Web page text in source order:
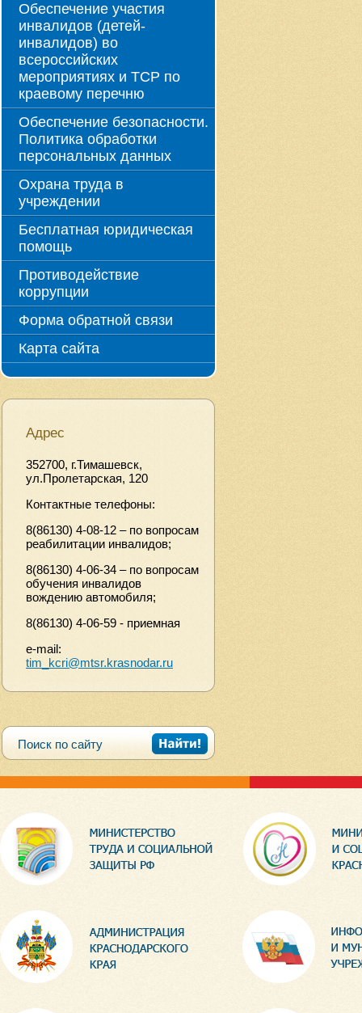
Обеспечение участия
инвалидов (детей-
инвалидов) во
всероссийских
мероприятиях и ТСР по
краевому перечню
Обеспечение безопасности.
Политика обработки
персональных данных
Охрана труда в
учреждении
Бесплатная юридическая
помощь
Противодействие
коррупции
Форма обратной связи
Карта сайта
Адрес
352700, г.Тимашевск,
ул.Пролетарская, 120
Контактные телефоны:
8(86130) 4-08-12 – по вопросам
реабилитации инвалидов;
8(86130) 4-06-34 – по вопросам
обучения инвалидов
вождению автомобиля;
8(86130) 4-06-59 - приемная
e-mail:
tim_kcri@mtsr.krasnodar.ru